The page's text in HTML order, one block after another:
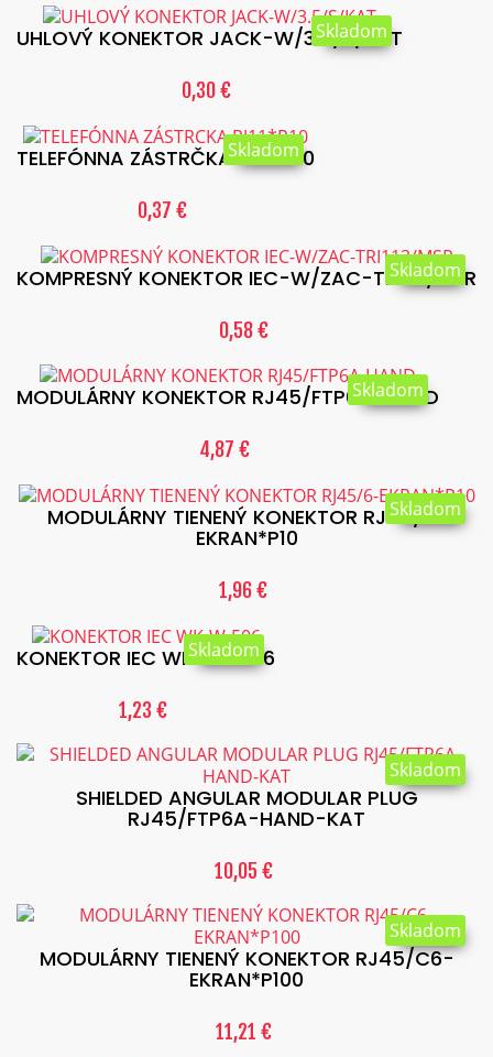
UHLOVÝ KONEKTOR JACK-W/3.5/S/KAT
0,30 €
Skladom
TELEFÓNNA ZÁSTRČKA RJ11*P10
0,37 €
Skladom
KOMPRESNÝ KONEKTOR IEC-W/ZAC-TRI113/MSR
0,58 €
Skladom
MODULÁRNY KONEKTOR RJ45/FTP6A-HAND
4,87 €
Skladom
MODULÁRNY TIENENÝ KONEKTOR RJ45/6-
EKRAN*P10
1,96 €
Skladom
KONEKTOR IEC WK-W-506
1,23 €
Skladom
SHIELDED ANGULAR MODULAR PLUG
RJ45/FTP6A-HAND-KAT
10,05 €
Skladom
MODULÁRNY TIENENÝ KONEKTOR RJ45/C6-
EKRAN*P100
11,21 €
Skladom